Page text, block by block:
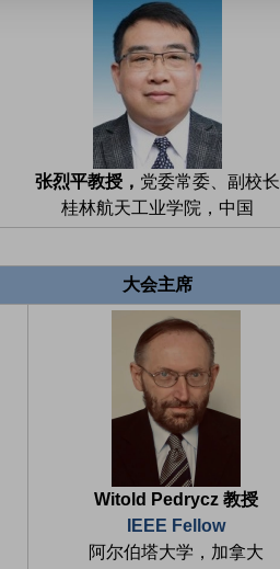
张烈平教授， 党委常委、副校长
桂林航天工业学院，中国
大会主席
Witold Pedrycz 教授
IEEE Fellow
阿尔伯塔大学，加拿大